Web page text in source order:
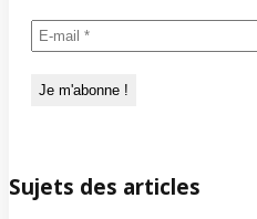
Sujets des articles